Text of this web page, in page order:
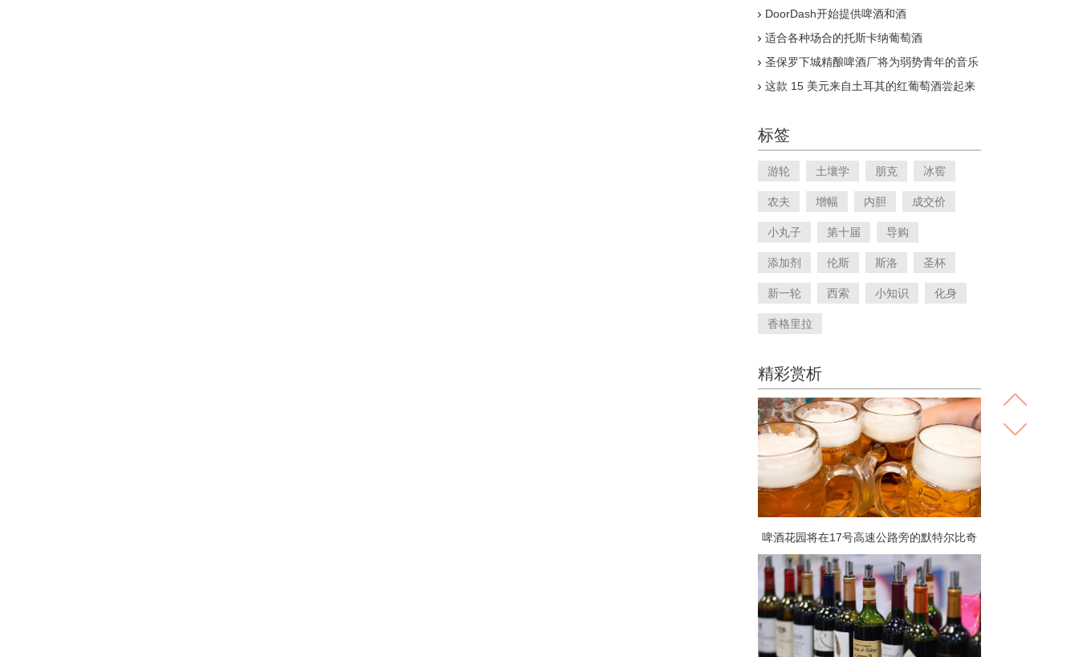
DoorDash开始提供啤酒和酒
适合各种场合的托斯卡纳葡萄酒
圣保罗下城精酿啤酒厂将为弱势青年的音乐
这款 15 美元来自土耳其的红葡萄酒尝起来
标签
游轮 土壤学 朋克 冰窖
农夫 增幅 内胆 成交价
小丸子 第十届 导购
添加剂 伦斯 斯洛 圣杯
新一轮 西索 小知识 化身
香格里拉
精彩赏析
啤酒花园将在17号高速公路旁的默特尔比奇
开放